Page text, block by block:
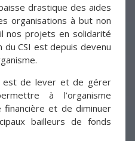
drastique des aides
organisations à but non
nos projets en solidarité
du CSI est depuis devenu
est de lever et de gérer
à l’organisme
financière et de diminuer
bailleurs de fonds